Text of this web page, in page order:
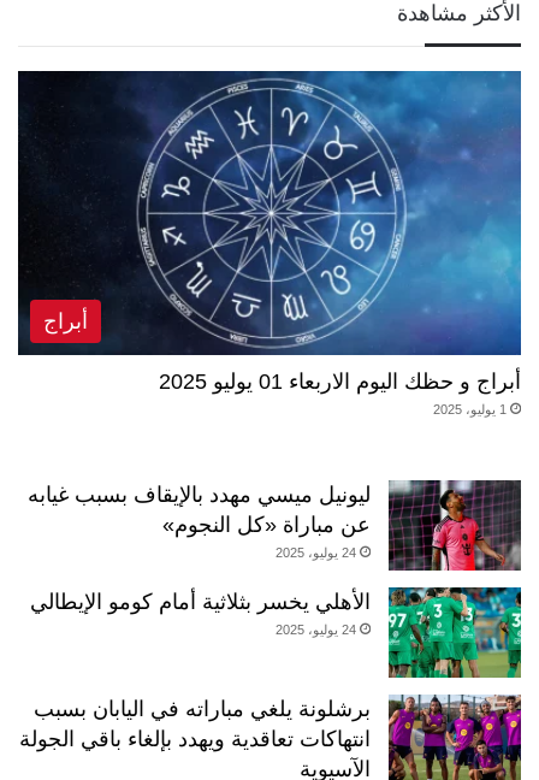
الأكثر مشاهدة
أبراج
أبراج و حظك اليوم الاربعاء 01 يوليو 2025
1 يوليو، 2025
ليونيل ميسي مهدد بالإيقاف بسبب غيابه
عن مباراة «كل النجوم»
24 يوليو، 2025
الأهلي يخسر بثلاثية أمام كومو الإيطالي
24 يوليو، 2025
برشلونة يلغي مباراته في اليابان بسبب
انتهاكات تعاقدية ويهدد بإلغاء باقي الجولة
الآسيوية